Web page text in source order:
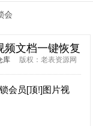
会
文档一键恢复
库版权：老表资源网
会员[顶!]图片视